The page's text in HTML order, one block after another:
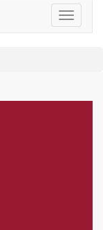
Toggle
navigation